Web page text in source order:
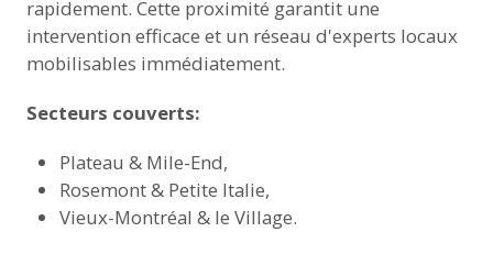
rapidement. Cette proximité garantit une
intervention efficace et un réseau d'experts locaux
mobilisables immédiatement.
Secteurs couverts:
Plateau & Mile-End,
Rosemont & Petite Italie,
Vieux-Montréal & le Village.